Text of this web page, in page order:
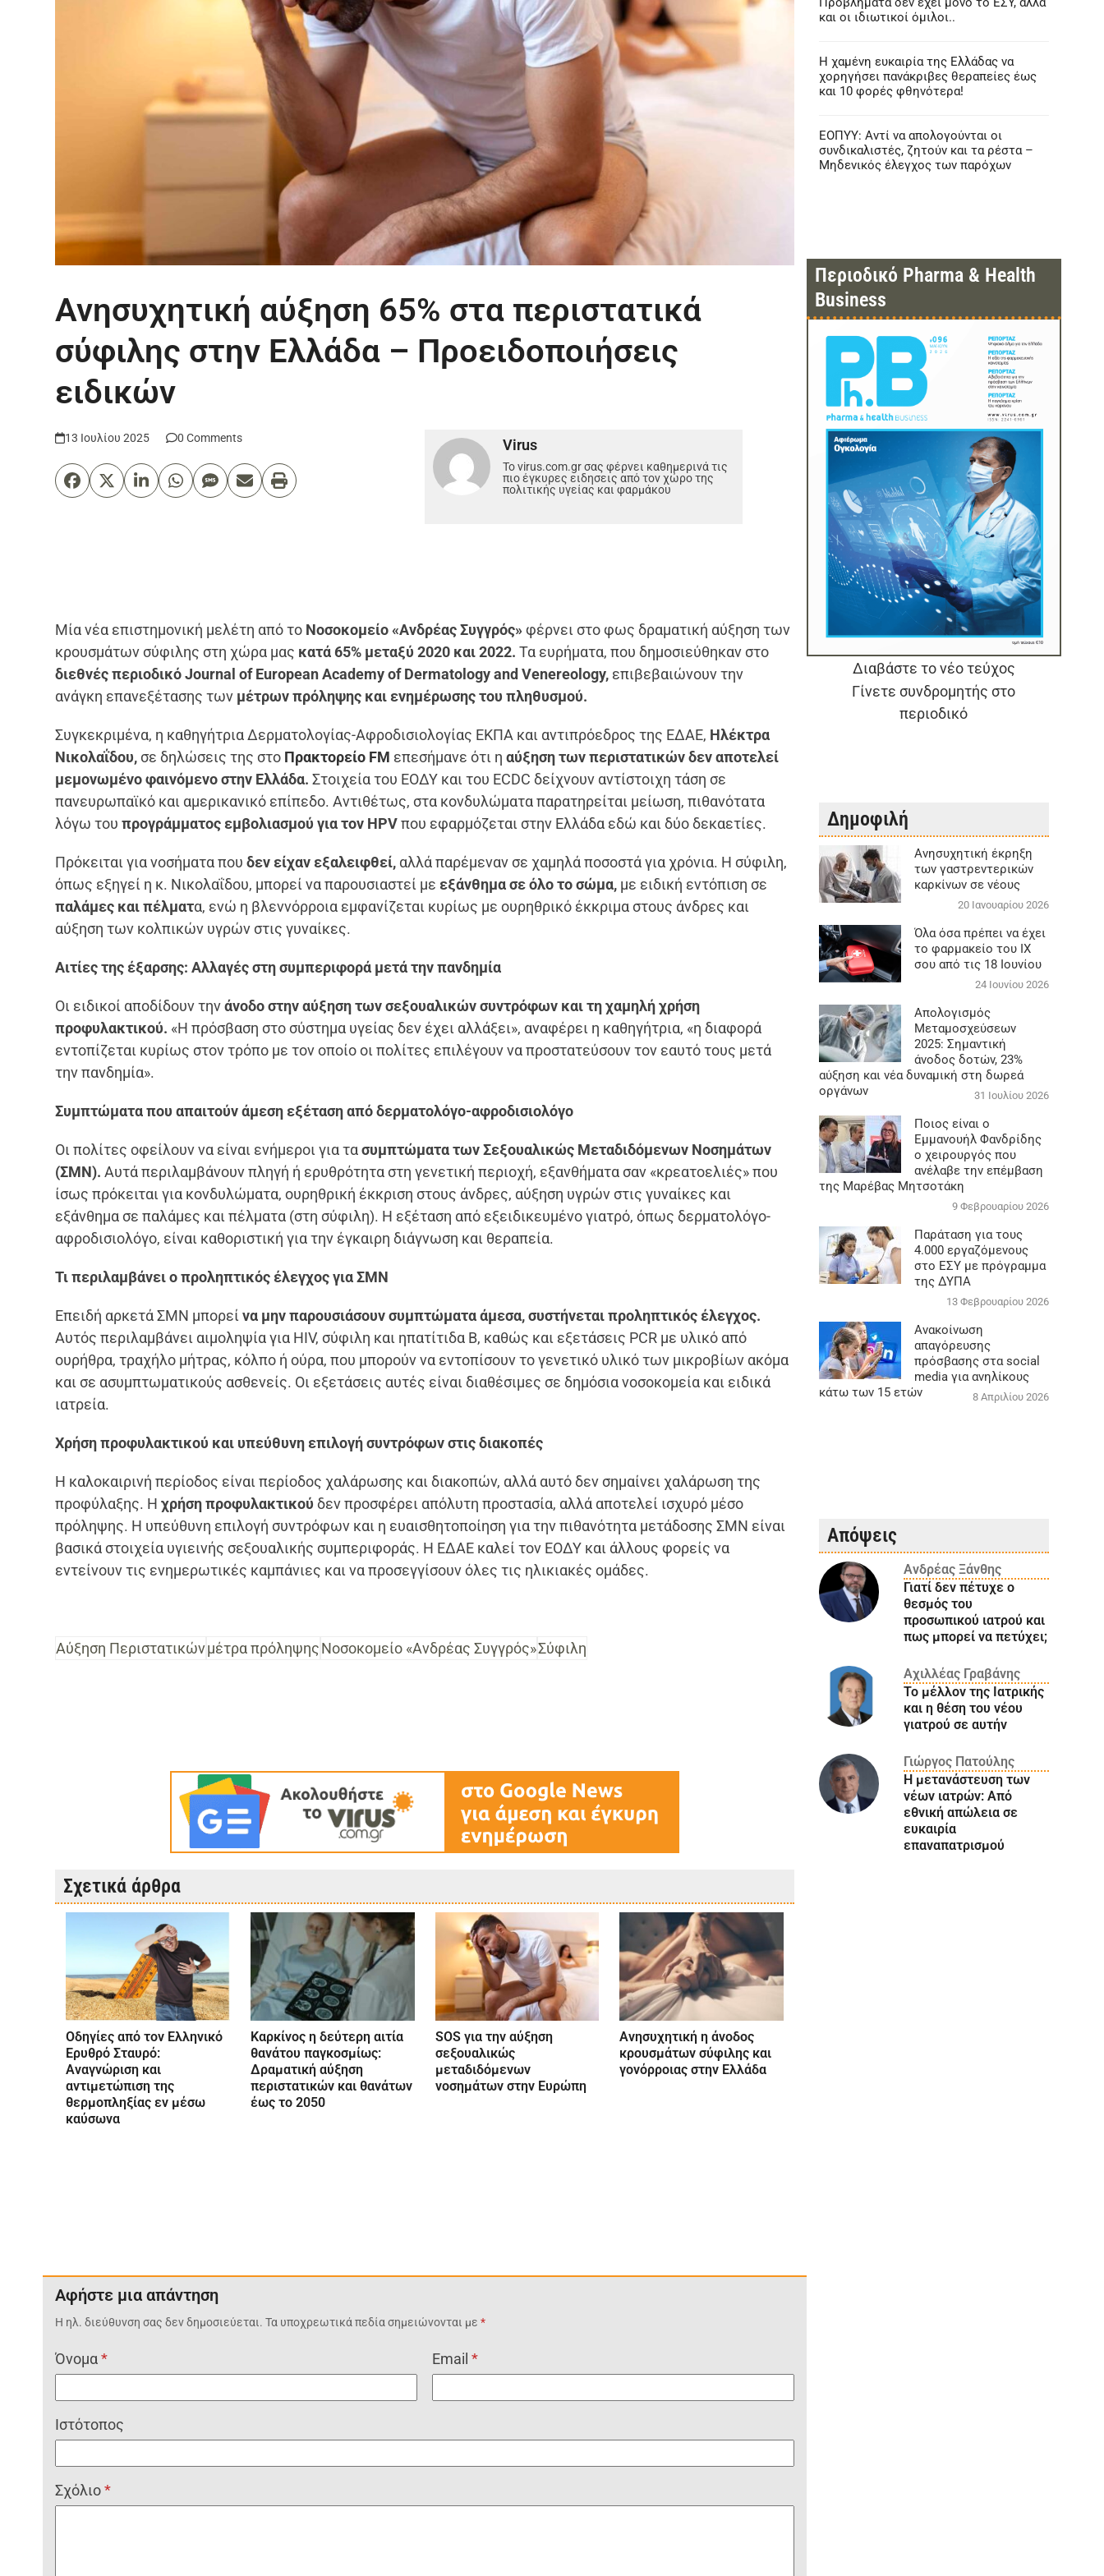
Ανησυχητική αύξηση 65% στα περιστατικά
σύφιλης στην Ελλάδα – Προειδοποιήσεις
ειδικών
13 Ιουλίου 2025 0 Comments Virus
Το virus.com.gr σας φέρνει καθημερινά τις
πιο έγκυρες ειδησεις από τον χώρο της
πολιτικής υγείας και φαρμάκου
Μία νέα επιστημονική μελέτη από το Νοσοκομείο «Ανδρέας Συγγρός» φέρνει στο φως δραματική αύξηση των
κρουσμάτων σύφιλης στη χώρα μας κατά 65% μεταξύ 2020 και 2022. Τα ευρήματα, που δημοσιεύθηκαν στο
διεθνές περιοδικό Journal of European Academy of Dermatology and Venereology, επιβεβαιώνουν την
ανάγκη επανεξέτασης των μέτρων πρόληψης και ενημέρωσης του πληθυσμού.
Συγκεκριμένα, η καθηγήτρια Δερματολογίας-Αφροδισιολογίας ΕΚΠΑ και αντιπρόεδρος της ΕΔΑΕ, Ηλέκτρα
Νικολαΐδου, σε δηλώσεις της στο Πρακτορείο FM επεσήμανε ότι ηαύξηση των περιστατικών δεν αποτελεί
μεμονωμένο φαινόμενο στην Ελλάδα. Στοιχεία του ΕΟΔΥ και του ECDC δείχνουν αντίστοιχη τάση σε
πανευρωπαϊκό και αμερικανικό επίπεδο. Αντιθέτως, στα κονδυλώματα παρατηρείται μείωση, πιθανότατα
λόγω τουπρογράμματος εμβολιασμού για τον HPVπου εφαρμόζεται στην Ελλάδα εδώ και δύο δεκαετίες.
Πρόκειται για νοσήματα πουδεν είχαν εξαλειφθεί, αλλά παρέμεναν σε χαμηλά ποσοστά για χρόνια. Η σύφιλη,
όπως εξηγεί η κ. Νικολαΐδου, μπορεί να παρουσιαστεί με εξάνθημα σε όλο το σώμα, με ειδική εντόπιση σε
παλάμες και πέλματα, ενώ η βλεννόρροια εμφανίζεται κυρίως με ουρηθρικό έκκριμα στους άνδρες και
αύξηση των κολπικών υγρών στις γυναίκες.
Αιτίες της έξαρσης: Αλλαγές στη συμπεριφορά μετά την πανδημία
Οι ειδικοί αποδίδουν τηνάνοδο στην αύξηση των σεξουαλικών συντρόφων και τη χαμηλή χρήση
προφυλακτικού. «Η πρόσβαση στο σύστημα υγείας δεν έχει αλλάξει», αναφέρει η καθηγήτρια, «η διαφορά
εντοπίζεται κυρίως στον τρόπο με τον οποίο οι πολίτες επιλέγουν να προστατεύσουν τον εαυτό τους μετά
την πανδημία».
Συμπτώματα που απαιτούν άμεση εξέταση από δερματολόγο-αφροδισιολόγο
Οι πολίτες οφείλουν να είναι ενήμεροι για τασυμπτώματα των Σεξουαλικώς Μεταδιδόμενων Νοσημάτων
(ΣΜΝ). Αυτά περιλαμβάνουν πληγή ή ερυθρότητα στη γενετική περιοχή, εξανθήματα σαν «κρεατοελιές» που
ίσως πρόκειται για κονδυλώματα, ουρηθρική έκκριση στους άνδρες, αύξηση υγρών στις γυναίκες και
εξάνθημα σε παλάμες και πέλματα (στη σύφιλη). Η εξέταση από εξειδικευμένο γιατρό, όπως δερματολόγο-
αφροδισιολόγο, είναι καθοριστική για την έγκαιρη διάγνωση και θεραπεία.
Τι περιλαμβάνει ο προληπτικός έλεγχος για ΣΜΝ
Επειδή αρκετά ΣΜΝ μπορείνα μην παρουσιάσουν συμπτώματα άμεσα, συστήνεται προληπτικός έλεγχος.
Αυτός περιλαμβάνει αιμοληψία για HIV, σύφιλη και ηπατίτιδα Β, καθώς και εξετάσεις PCR με υλικό από
ουρήθρα, τραχήλο μήτρας, κόλπο ή ούρα, που μπορούν να εντοπίσουν το γενετικό υλικό των μικροβίων ακόμα
και σε ασυμπτωματικούς ασθενείς. Οι εξετάσεις αυτές είναι διαθέσιμες σε δημόσια νοσοκομεία και ειδικά
ιατρεία.
Χρήση προφυλακτικού και υπεύθυνη επιλογή συντρόφων στις διακοπές
Η καλοκαιρινή περίοδος είναι περίοδος χαλάρωσης και διακοπών, αλλά αυτό δεν σημαίνει χαλάρωση της
προφύλαξης. Ηχρήση προφυλακτικού δεν προσφέρει απόλυτη προστασία, αλλά αποτελεί ισχυρό μέσο
πρόληψης. Η υπεύθυνη επιλογή συντρόφων και η ευαισθητοποίηση για την πιθανότητα μετάδοσης ΣΜΝ είναι
βασικά στοιχεία υγιεινής σεξουαλικής συμπεριφοράς. Η ΕΔΑΕ καλεί τον ΕΟΔΥ και άλλους φορείς να
εντείνουν τις ενημερωτικές καμπάνιες και να προσεγγίσουν όλες τις ηλικιακές ομάδες.
Αύξηση Περιστατικώνμέτρα πρόληψηςΝοσοκομείο «Ανδρέας Συγγρός»Σύφιλη
Σχετικά άρθρα
Οδηγίες από τον Ελληνικό
Ερυθρό Σταυρό:
Αναγνώριση και
αντιμετώπιση της
θερμοπληξίας εν μέσω
καύσωνα
Καρκίνος η δεύτερη αιτία
θανάτου παγκοσμίως:
Δραματική αύξηση
περιστατικών και θανάτων
έως το 2050
SOS για την αύξηση
σεξουαλικώς
μεταδιδόμενων
νοσημάτων στην Ευρώπη
Ανησυχητική η άνοδος
κρουσμάτων σύφιλης και
γονόρροιας στην Ελλάδα
Αφήστε μια απάντηση
Η ηλ. διεύθυνση σας δεν δημοσιεύεται. Τα υποχρεωτικά πεδία σημειώνονται με*
Όνομα* Email*
Ιστότοπος
Σχόλιο*
και οι ιδιωτικοί όμιλοι..
Η χαμένη ευκαιρία της Ελλάδας να
χορηγήσει πανάκριβες θεραπείες έως
και 10 φορές φθηνότερα!
ΕΟΠΥΥ: Αντί να απολογούνται οι
συνδικαλιστές, ζητούν και τα ρέστα –
Μηδενικός έλεγχος των παρόχων
Περιοδικό Pharma & Health
Business
Διαβάστε το νέο τεύχος
Γίνετε συνδρομητής στο
περιοδικό
Δημοφιλή
Aνησυχητική έκρηξη
των γαστρεντερικών
καρκίνων σε νέους
20 Ιανουαρίου 2026
Όλα όσα πρέπει να έχει
το φαρμακείο του ΙΧ
σου από τις 18 Ιουνίου
24 Ιουνίου 2026
Απολογισμός
Μεταμοσχεύσεων
2025: Σημαντική
άνοδος δοτών, 23%
αύξηση και νέα δυναμική στη δωρεά
οργάνων
31 Ιουλίου 2026
Ποιος είναι ο
Εμμανουήλ Φανδρίδης
ο χειρουργός που
ανέλαβε την επέμβαση
της Μαρέβας Μητσοτάκη
9 Φεβρουαρίου 2026
Παράταση για τους
4.000 εργαζόμενους
στο ΕΣΥ με πρόγραμμα
της ΔΥΠΑ
13 Φεβρουαρίου 2026
Ανακοίνωση
απαγόρευσης
πρόσβασης στα social
media για ανηλίκους
κάτω των 15 ετών
8 Απριλίου 2026
Απόψεις
Ανδρέας Ξάνθης
Γιατί δεν πέτυχε ο
θεσμός του
προσωπικού ιατρού και
πως μπορεί να πετύχει;
Αχιλλέας Γραβάνης
Το μέλλον της Ιατρικής
και η θέση του νέου
γιατρού σε αυτήν
Γιώργος Πατούλης
Η μετανάστευση των
νέων ιατρών: Aπό
εθνική απώλεια σε
ευκαιρία
επαναπατρισμού